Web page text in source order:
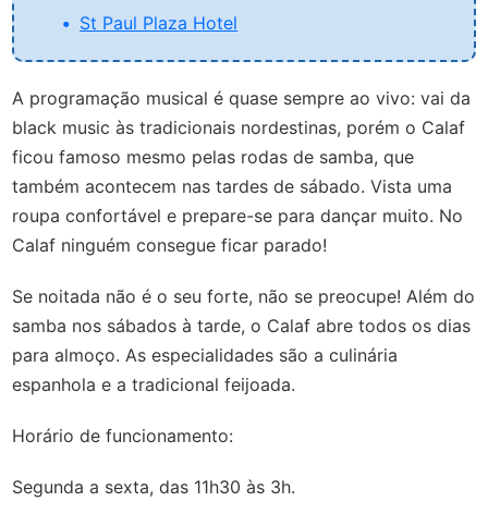
St Paul Plaza Hotel
A programação musical é quase sempre ao vivo: vai da
black music às tradicionais nordestinas, porém o Calaf
ficou famoso mesmo pelas rodas de samba, que
também acontecem nas tardes de sábado. Vista uma
roupa confortável e prepare-se para dançar muito. No
Calaf ninguém consegue ficar parado!
Se noitada não é o seu forte, não se preocupe! Além do
samba nos sábados à tarde, o Calaf abre todos os dias
para almoço. As especialidades são a culinária
espanhola e a tradicional feijoada.
Horário de funcionamento:
Segunda a sexta, das 11h30 às 3h.